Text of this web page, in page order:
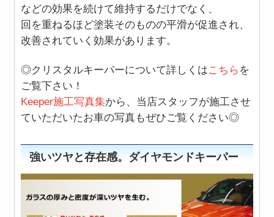
などの効果を続けて維持するだけでなく、
回を重ねるほど塗装そのものの平滑が促進され、
改善されていく効果があります。
◎クリスタルキーパーについて詳しくはこちら を
ご覧下さい！
Keeper施工写真集から、当店スタッフが施工させ
ていただいたお車の写真もぜひご覧ください◎
強いツヤと存在感。ダイヤモンドキーパー